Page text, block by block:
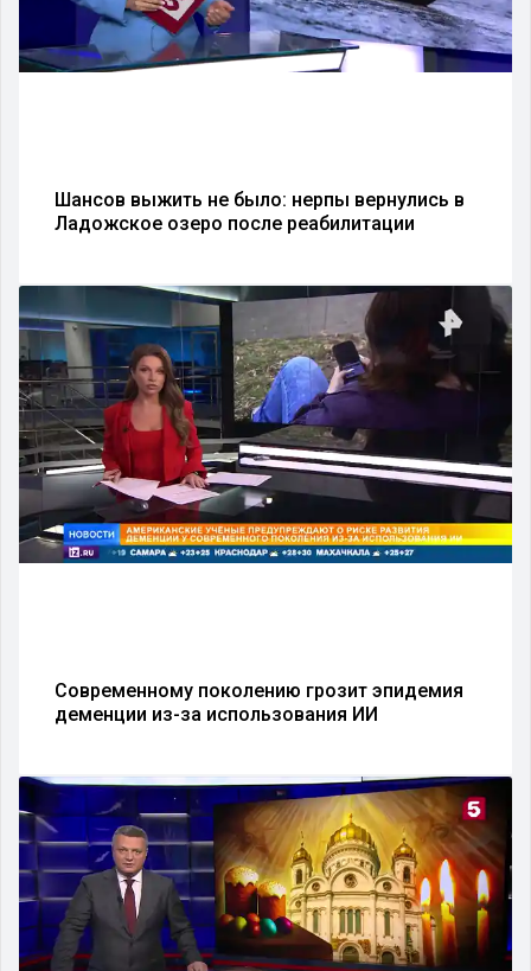
Шансов выжить не было: нерпы вернулись в
Ладожское озеро после реабилитации
Современному поколению грозит эпидемия
деменции из-за использования ИИ